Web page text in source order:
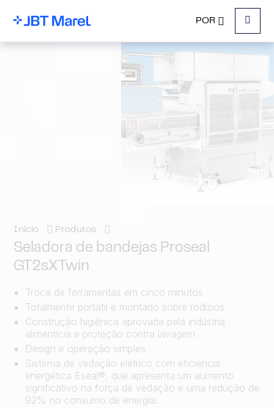
POR
Menu
Início Produtos
Seladora de bandejas Proseal
GT2sXTwin
Troca de ferramentas em cinco minutos
Totalmente portátil e montado sobre rodízios
Construção higiênica aprovada pela indústria
alimentícia e proteção contra lavagem
Design e operação simples
Sistema de vedação elétrico com eficiência
energética Eseal®, que apresenta um aumento
significativo na força de vedação e uma redução de
92% no consumo de energia.